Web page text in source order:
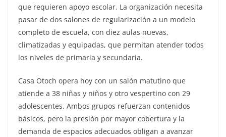
que requieren apoyo escolar. La organización necesita
pasar de dos salones de regularización a un modelo
completo de escuela, con diez aulas nuevas,
climatizadas y equipadas, que permitan atender todos
los niveles de primaria y secundaria.
Casa Otoch opera hoy con un salón matutino que
atiende a 38 niñas y niños y otro vespertino con 29
adolescentes. Ambos grupos refuerzan contenidos
básicos, pero la presión por mayor cobertura y la
demanda de espacios adecuados obligan a avanzar